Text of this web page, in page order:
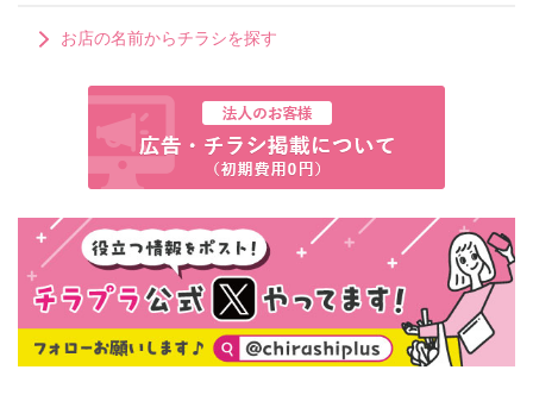
お店の名前からチラシを探す